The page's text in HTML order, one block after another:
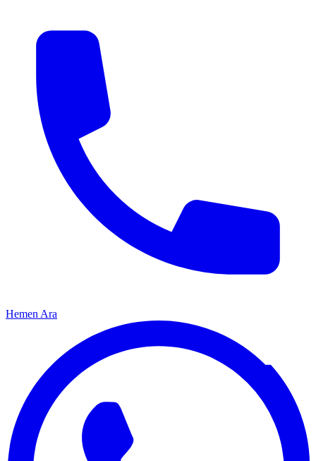
Hemen Ara